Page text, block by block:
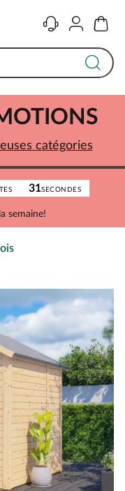
ContactComptePanier
31SECONDES
semaine!
catégories